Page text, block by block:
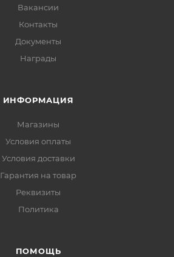
Вакансии
Контакты
Документы
Награды
ИНФОРМАЦИЯ
Магазины
Условия оплаты
Условия доставки
Гарантия на товар
Реквизиты
Политика
ПОМОЩЬ